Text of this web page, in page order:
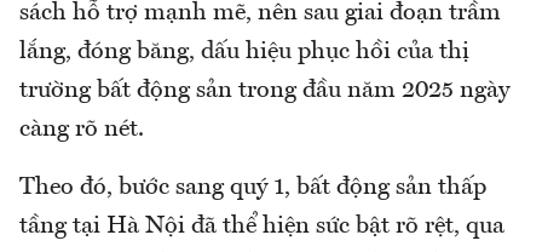
sách hỗ trợ mạnh mẽ, nên sau giai đoạn trầm
lắng, đóng băng, dấu hiệu phục hồi của thị
trường bất động sản trong đầu năm 2025 ngày
càng rõ nét.
Theo đó, bước sang quý 1, bất động sản thấp
tầng tại Hà Nội đã thể hiện sức bật rõ rệt, qua